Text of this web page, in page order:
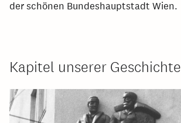
der schönen Bundeshauptstadt Wien.
Kapitel unserer Geschichte